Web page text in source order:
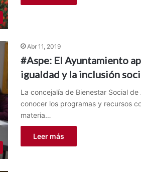
Abr 11, 2019
#Aspe: El Ayuntamiento
igualdad y la inclusión
La concejalía de Bienestar Social
conocer los programas y recursos
materia…
Leer más